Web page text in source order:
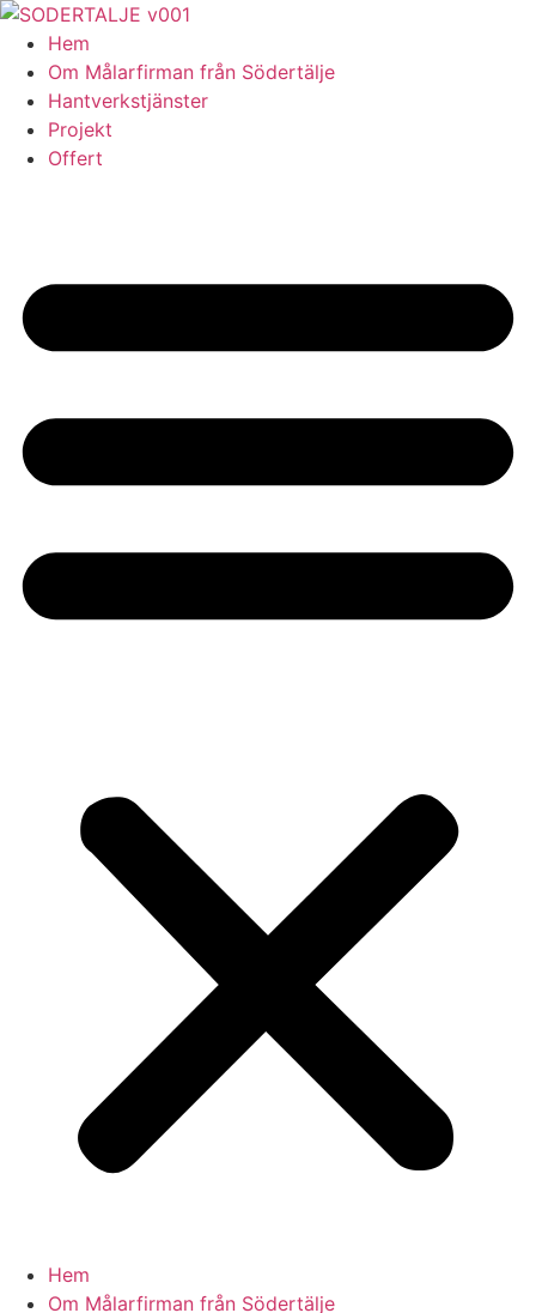
Skip
content
Hem
Om Målarfirman från Södertälje
Hantverkstjänster
Projekt
Offert
Hem
Om Målarfirman från Södertälje